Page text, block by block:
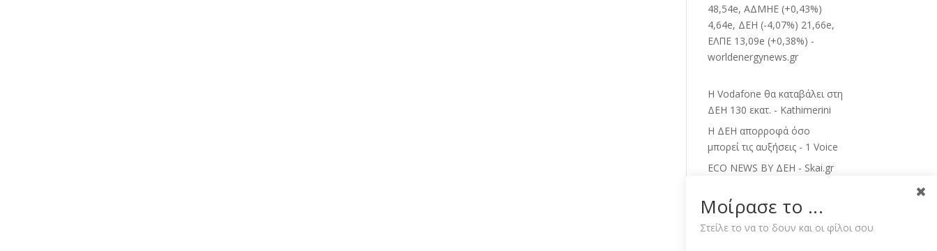
48,54e, ΑΔΜΗΕ (+0,43%)
4,64e, ΔΕΗ (-4,07%) 21,66e,
ΕΛΠΕ 13,09e (+0,38%) -
worldenergynews.gr
Η Vodafone θα καταβάλει στη
ΔΕΗ 130 εκατ. - Kathimerini
Η ΔΕΗ απορροφά όσο
μπορεί τις αυξήσεις - 1 Voice
ECO NEWS BY ΔΕΗ - Skai.gr
και τα... fingers crossed-
Τσίπρας: Οι ανεξάρτητοι και
το χαμηλό μονοψήφιο-Tips
Μοίρασε το ...
Στείλε το να το δουν και οι φίλοι σου